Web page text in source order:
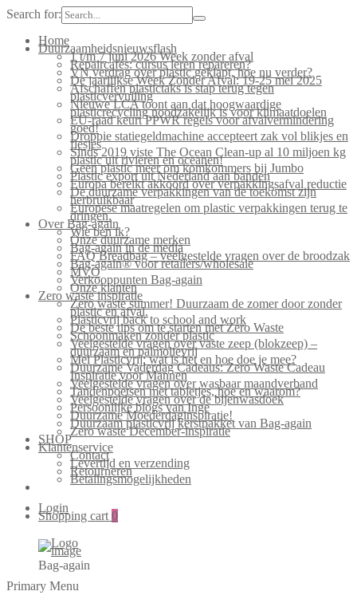
Search for:
Home
Duurzaamheidsnieuwsflash
1 t/m 7 juni 2026 Week zonder afval
Repaircafés: cursus leren repareren?
VN verdrag over plastic geklapt, hoe nu verder?
De jaarlijkse Week Zonder Afval: 19-25 mei 2025
Afschaffen plastictaks is stap terug tegen
plasticvervuiling
Nieuwe LCA toont aan dat hoogwaardige
plasticrecycling noodzakelijk is voor klimaatdoelen
EU-raad keurt PPWR regels voor afvalvermindering
goed!
Droppie statiegeldmachine accepteert zak vol blikjes en
flesjes
Sinds 2019 viste The Ocean Clean-up al 10 miljoen kg
plastic uit rivieren en oceanen!
Geen plastic meer om komkommers bij Jumbo
Plastic export uit Nederland aan banden
Europa bereikt akkoord over verpakkingsafval reductie
De duurzame verpakkingen van de toekomst zijn
herbruikbaar
Europese maatregelen om plastic verpakkingen terug te
dringen.
Over Bag-again
Wie ben ik?
Onze duurzame merken
Bag-again in de media
FAQ Breadbag – veelgestelde vragen over de broodzak
Bag-again® voor retailers/wholesale
MVO
Verkooppunten Bag-again
Onze klanten
Zero waste inspiratie
Zero waste summer! Duurzaam de zomer door zonder
plastic en afval.
Plasticvrij back to school and work
De beste tips om te starten met Zero Waste
Schoonmaken zonder plastic
Veelgestelde vragen over vaste zeep (blokzeep) –
duurzaam en palmolievrij
Mei Plasticvrij: wat is het en hoe doe je mee?
Duurzame Vaderdag Cadeaus: Zero Waste Cadeau
Inspiratie voor Mannen
Veelgestelde vragen over wasbaar maandverband
Tandenpoetsen met tabletjes, hoe en waarom?
Veelgestelde vragen over de bijenwasdoek
Persoonlijke blogs van Inge
Duurzame Moederdaginspiratie!
Duurzaam plasticvrij kerstpakket van Bag-again
Zero waste December-inspiratie
SHOP
Klantenservice
Contact
Levertijd en verzending
Retourneren
Betalingsmogelijkheden
Login
Shopping cart 0
Bag-again
Primary Menu